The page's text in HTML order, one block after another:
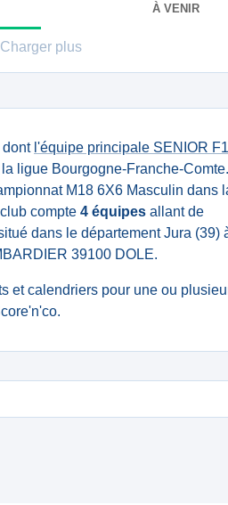
À VENIR
Charger plus
dont l'équipe principale SENIOR F1
ligue Bourgogne-Franche-Comte.
M18 6X6 Masculin dans
compte 4 équipes allant de
dans le département Jura (39)
39100 DOLE.
et calendriers pour une ou